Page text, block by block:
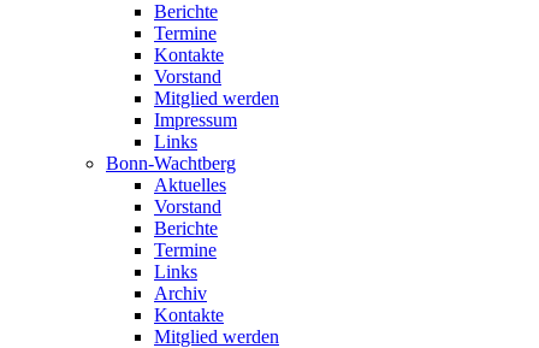
Berichte
Termine
Kontakte
Vorstand
Mitglied werden
Impressum
Links
Bonn-Wachtberg
Aktuelles
Vorstand
Berichte
Termine
Links
Archiv
Kontakte
Mitglied werden